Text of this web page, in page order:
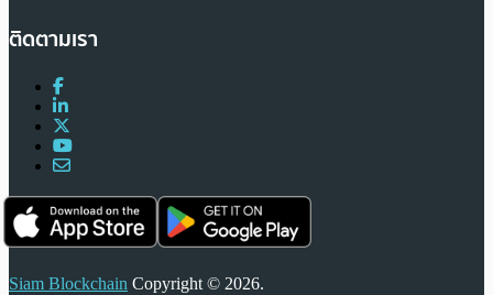
ติดตามเรา
Siam Blockchain Copyright © 2026.